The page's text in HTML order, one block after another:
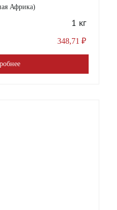
Африка)
1 кг
348,71 ₽